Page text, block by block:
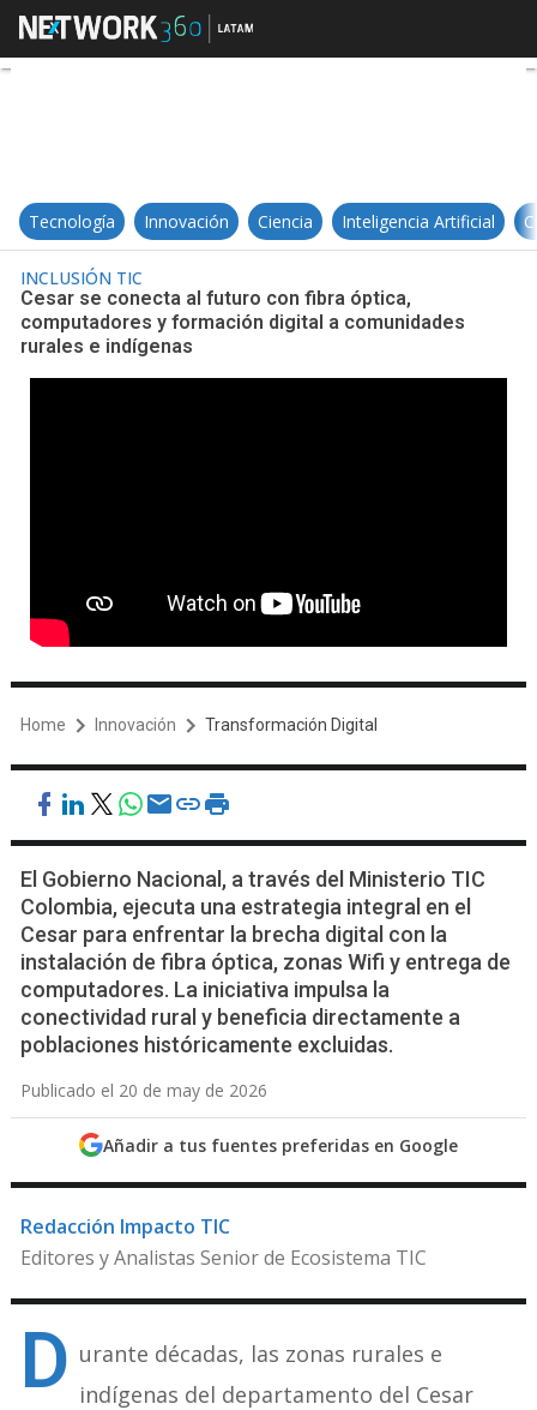
Cesar se conecta al futuro con
Tecnología Innovación Ciencia Inteligencia Artificial
INCLUSIÓN TIC
Cesar se conecta al futuro con fibra óptica,
computadores y formación digital a comunidades
rurales e indígenas
Home Innovación Transformación Digital
El Gobierno Nacional, a través del Ministerio TIC
Colombia, ejecuta una estrategia integral en el
Cesar para enfrentar la brecha digital con la
instalación de fibra óptica, zonas Wifi y entrega de
computadores. La iniciativa impulsa la
conectividad rural y beneficia directamente a
poblaciones históricamente excluidas.
Publicado el 20 de may de 2026
Añadir a tus fuentes preferidas en Google
Redacción Impacto TIC
Editores y Analistas Senior de Ecosistema TIC
D urante décadas, las zonas rurales e
indígenas del departamento del Cesar